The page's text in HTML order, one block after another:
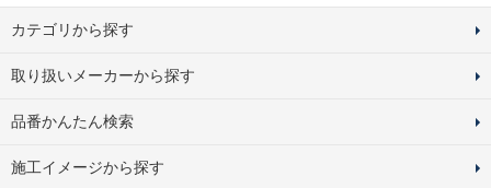
カテゴリから探す
取り扱いメーカーから探す
品番かんたん検索
施工イメージから探す